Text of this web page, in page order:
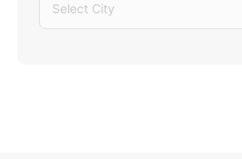
Select City